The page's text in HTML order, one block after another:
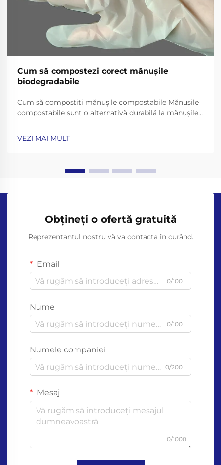
Cum să compostezi corect mănușile
biodegradabile
Cum să compostiţi mănuşile compostabile Mănuşile
compostabile sunt o alternativă durabilă la mănuşile
Dar pentru a se asigura că se descompun în mod
VEZI MAI MULT
Obțineți o ofertă gratuită
Reprezentantul nostru vă va contacta în curând.
Email
0/100
Nume
0/100
Numele companiei
0/200
Mesaj
0/1000